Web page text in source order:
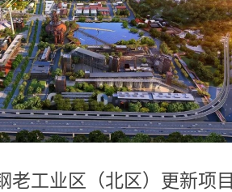
老工业区（北区）更新项